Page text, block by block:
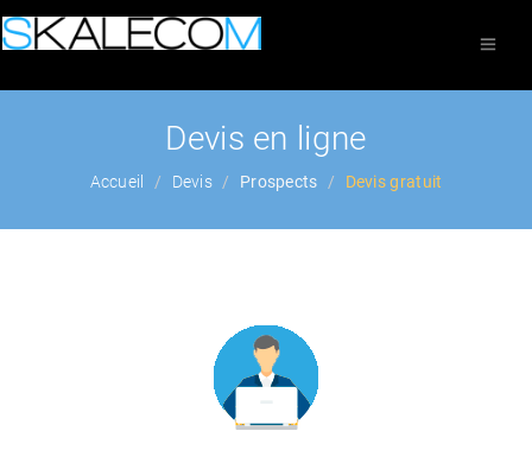
Devis en ligne
Accueil Devis Prospects Devis gratuit